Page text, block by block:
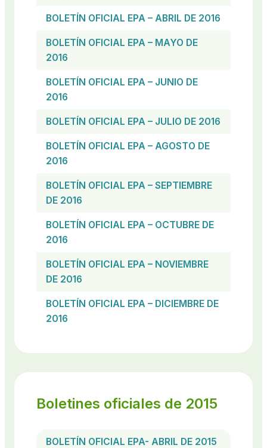
BOLETÍN OFICIAL EPA – ABRIL DE 2016
BOLETÍN OFICIAL EPA – MAYO DE
2016
BOLETÍN OFICIAL EPA – JUNIO DE
2016
BOLETÍN OFICIAL EPA – JULIO DE 2016
BOLETÍN OFICIAL EPA – AGOSTO DE
2016
BOLETÍN OFICIAL EPA – SEPTIEMBRE
DE 2016
BOLETÍN OFICIAL EPA – OCTUBRE DE
2016
BOLETÍN OFICIAL EPA – NOVIEMBRE
DE 2016
BOLETÍN OFICIAL EPA – DICIEMBRE DE
2016
Boletines oficiales de 2015
BOLETÍN OFICIAL EPA- ABRIL DE 2015